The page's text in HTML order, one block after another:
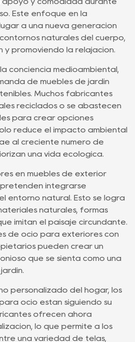
Este enfoque en la
a una nueva generación
naturales del cuerpo,
y promoviendo la relajación.
conciencia medioambiental,
de muebles de jardín
Muchos fabricantes
reciclados o se abastecen
para crear opciones
reduce el impacto ambiental
al creciente número de
una vida ecológica.
en muebles de exterior
integrarse
entorno natural. Esto se logra
naturales, formas
imitan el paisaje circundante.
de ocio para exteriores con
pueden crear un
que se sienta como una
personalizado del hogar, los
ocio están siguiendo su
ofrecen ahora
lo que permite a los
una variedad de telas,